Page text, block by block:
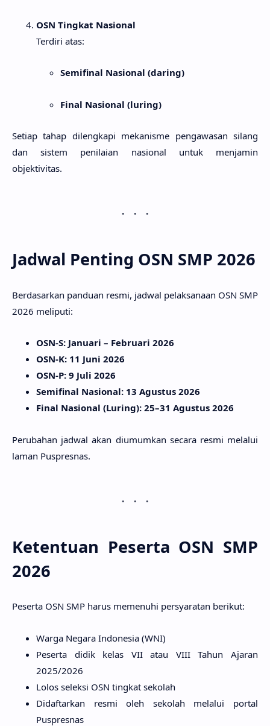
OSN Tingkat Nasional
Terdiri atas:
Semifinal Nasional (daring)
Final Nasional (luring)
Setiap tahap dilengkapi mekanisme pengawasan silang
dan sistem penilaian nasional untuk menjamin
objektivitas.
Jadwal Penting OSN SMP 2026
Berdasarkan panduan resmi, jadwal pelaksanaan OSN SMP
2026 meliputi:
OSN-S: Januari – Februari 2026
OSN-K: 11 Juni 2026
OSN-P: 9 Juli 2026
Semifinal Nasional: 13 Agustus 2026
Final Nasional (Luring): 25–31 Agustus 2026
Perubahan jadwal akan diumumkan secara resmi melalui
laman Puspresnas.
Ketentuan Peserta OSN SMP
2026
Peserta OSN SMP harus memenuhi persyaratan berikut:
Warga Negara Indonesia (WNI)
Peserta didik kelas VII atau VIII Tahun Ajaran
2025/2026
Lolos seleksi OSN tingkat sekolah
Didaftarkan resmi oleh sekolah melalui portal
Puspresnas